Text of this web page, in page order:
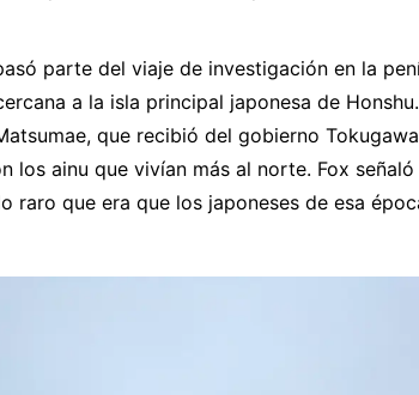
parte del viaje de investigación en la
a la isla principal japonesa de
que recibió del gobierno
los ainu que vivían más al norte. Fox
raro que era que los japoneses de esa